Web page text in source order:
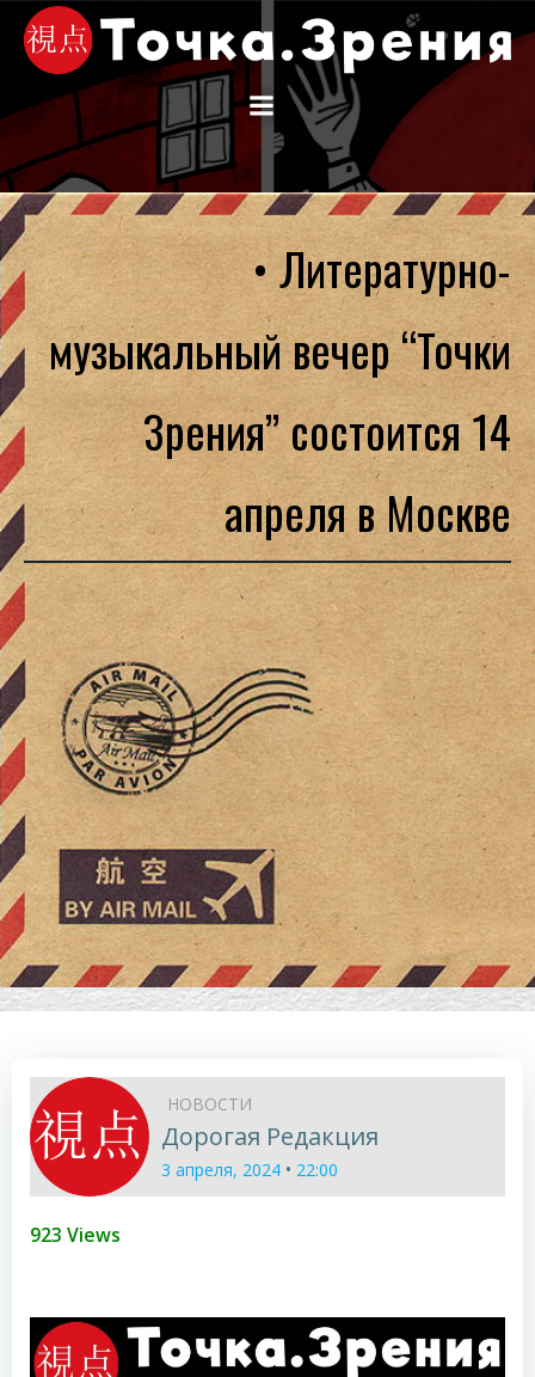
Перейти
к
содержимому
• Литературно-
музыкальный вечер “Точки
Зрения” состоится 14
апреля в Москве
НОВОСТИ
Дорогая Редакция
3 апреля, 2024 • 22:00
923 Views